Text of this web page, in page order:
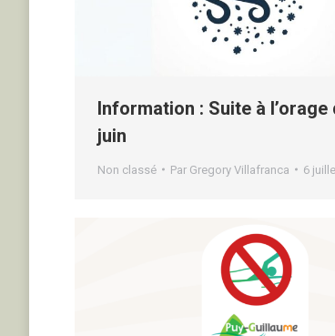
Information : Suite à l’orage
juin
Non classé Par Gregory Villafranca 6